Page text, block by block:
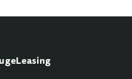
Leasing